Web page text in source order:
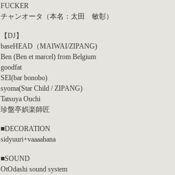
FUCKER
チャンオータ（本名：太田 敏彰）
【DJ】
baseHEAD（MAIWAI/ZIPANG)
Ben (Ben et marcel) from Belgium
goodfat
SEI(bar bonobo)
syoma(Star Child / ZIPANG)
Tatsuya Ouchi
珍盤亭娯楽師匠
■DECORATION
sidyuuri+vaaaahana
■SOUND
OtOdashi sound system